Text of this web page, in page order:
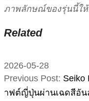
ภาพลักษณ์ของรุ่นนี้ใ
Related
2026-05-28
Previous Post: Seiko
าฟต์ญี่ปุ่นผ่านเฉดสีอัน